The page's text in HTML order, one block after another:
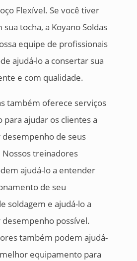
Flexível. Se você tiver
tocha, a Koyano Soldas
equipe de profissionais
ajudá-lo a consertar sua
e com qualidade.
também oferece serviços
ajudar os clientes a
de seus
treinadores
ajudá-lo a entender
de seu
soldagem e ajudá-lo a
possível.
também podem ajudá-
equipamento para